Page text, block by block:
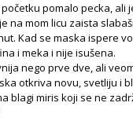
početku pomalo pecka, ali
na mom licu zaista
Kad se maska ispere
i meka i nije isušena.
nego prve dve, ali
otkriva novu, svetliju i
blagi miris koji se ne